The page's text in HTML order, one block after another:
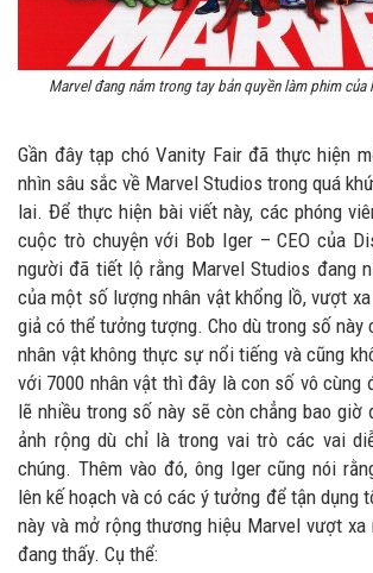
Marvel đang nắm trong tay bản quyền làm phim của
Gần đây tạp chó Vanity Fair đã thực hiện
nhìn sâu sắc về Marvel Studios trong quá
lai. Để thực hiện bài viết này, các phóng
cuộc trò chuyện với Bob Iger – CEO của
người đã tiết lộ rằng Marvel Studios đang
của một số lượng nhân vật khổng lồ, vượt
giả có thể tưởng tượng. Cho dù trong số này
nhân vật không thực sự nổi tiếng và cũng
với 7000 nhân vật thì đây là con số vô cùng
lẽ nhiều trong số này sẽ còn chẳng bao giờ
ảnh rộng dù chỉ là trong vai trò các vai
chúng. Thêm vào đó, ông Iger cũng nói
lên kế hoạch và có các ý tưởng để tận dụng
này và mở rộng thương hiệu Marvel vượt xa
đang thấy. Cụ thể: